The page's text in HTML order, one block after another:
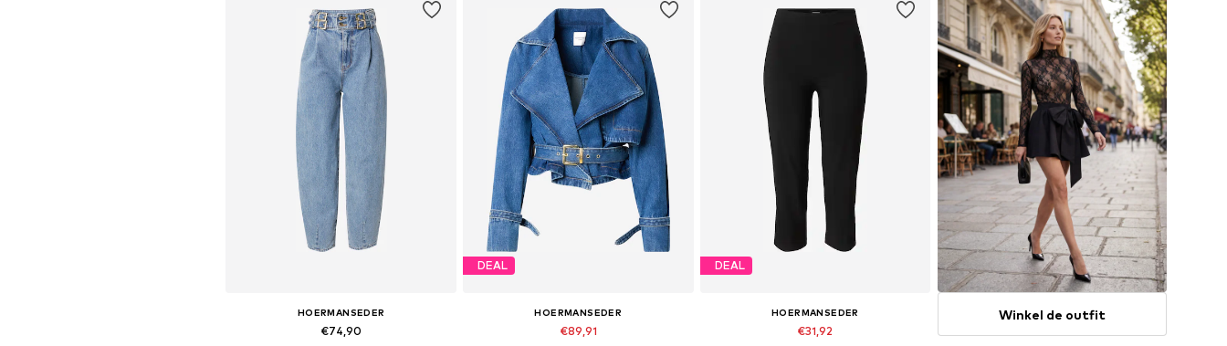
HOERMANSEDER
€74,90
DEAL
HOERMANSEDER
€89,91
DEAL
HOERMANSEDER
€31,92
Winkel de outfit